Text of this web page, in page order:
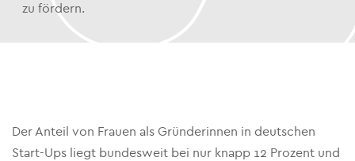
zu fördern.
Der Anteil von Frauen als Gründerinnen in deutschen
Start-Ups liegt bundesweit bei nur knapp 12 Prozent und